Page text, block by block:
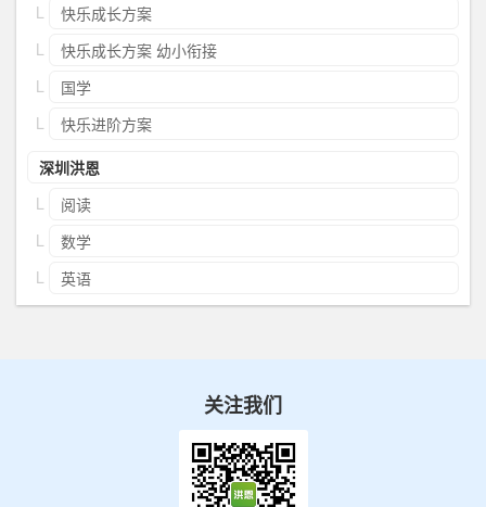
快乐成长方案
快乐成长方案 幼小衔接
国学
快乐进阶方案
深圳洪恩
阅读
数学
英语
关注我们